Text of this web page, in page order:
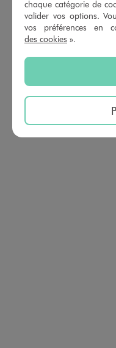
chaque catégorie de
valider vos options.
vos préférences en
des cookies ».